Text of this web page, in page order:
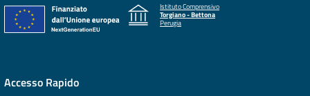
Istituto Comprensivo
Torgiano - Bettona
Perugia
Accesso Rapido